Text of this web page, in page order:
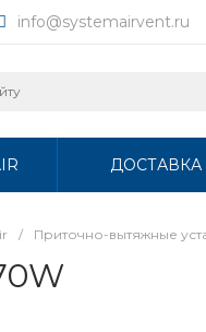
info@systemairvent.ru
/ Приточно-вытяжные